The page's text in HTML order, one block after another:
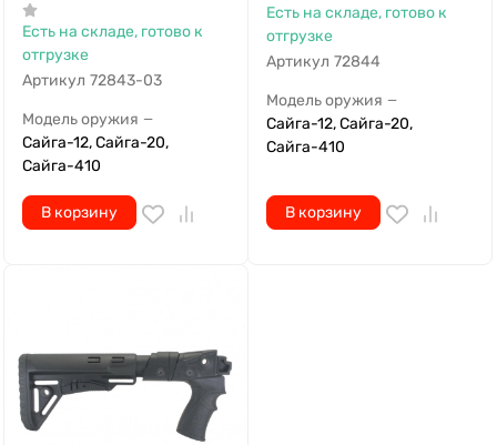
Есть на складе, готово к
отгрузке
Артикул 72843-03
Модель оружия —
Сайга-12, Сайга-20,
Сайга-410
В корзину
Есть на складе, готово к
отгрузке
Артикул 72844
Модель оружия —
Сайга-12, Сайга-20,
Сайга-410
В корзину